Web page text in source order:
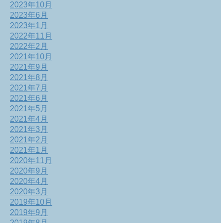
2023年10月
2023年6月
2023年1月
2022年11月
2022年2月
2021年10月
2021年9月
2021年8月
2021年7月
2021年6月
2021年5月
2021年4月
2021年3月
2021年2月
2021年1月
2020年11月
2020年9月
2020年4月
2020年3月
2019年10月
2019年9月